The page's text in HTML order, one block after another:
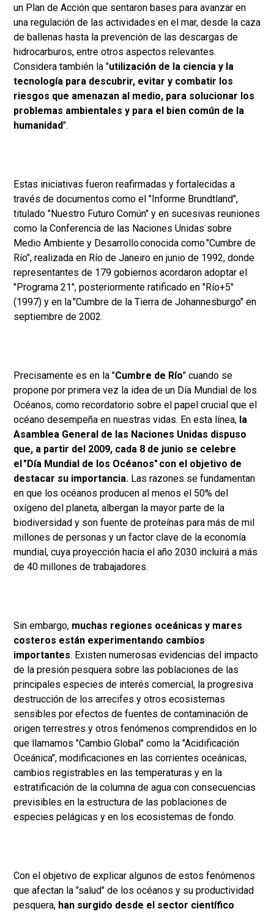
un Plan de Acción que sentaron bases para avanzar en
una regulación de las actividades en el mar, desde la caza
de ballenas hasta la prevención de las descargas de
hidrocarburos, entre otros aspectos relevantes.
Considera también la "utilización de la ciencia y la
tecnología para descubrir, evitar y combatir los
riesgos que amenazan al medio, para solucionar los
problemas ambientales y para el bien común de la
humanidad".
Estas iniciativas fueron reafirmadas y fortalecidas a
través de documentos como el "Informe Brundtland",
titulado "Nuestro Futuro Común" y en sucesivas reuniones
como la Conferencia de las Naciones Unidas sobre
Medio Ambiente y Desarrollo conocida como "Cumbre de
Río", realizada en Río de Janeiro en junio de 1992, donde
representantes de 179 gobiernos acordaron adoptar el
"Programa 21", posteriormente ratificado en "Río+5"
(1997) y en la "Cumbre de la Tierra de Johannesburgo" en
septiembre de 2002.
Precisamente es en la "Cumbre de Río" cuando se
propone por primera vez la idea de un Día Mundial de los
Océanos, como recordatorio sobre el papel crucial que el
océano desempeña en nuestras vidas. En esta línea, la
Asamblea General de las Naciones Unidas dispuso
que, a partir del 2009, cada 8 de junio se celebre
el "Día Mundial de los Océanos" con el objetivo de
destacar su importancia. Las razones se fundamentan
en que los océanos producen al menos el 50% del
oxígeno del planeta, albergan la mayor parte de la
biodiversidad y son fuente de proteínas para más de mil
millones de personas y un factor clave de la economía
mundial, cuya proyección hacia el año 2030 incluirá a más
de 40 millones de trabajadores.
Sin embargo, muchas regiones oceánicas y mares
costeros están experimentando cambios
importantes. Existen numerosas evidencias del impacto
de la presión pesquera sobre las poblaciones de las
principales especies de interés comercial, la progresiva
destrucción de los arrecifes y otros ecosistemas
sensibles por efectos de fuentes de contaminación de
origen terrestres y otros fenómenos comprendidos en lo
que llamamos "Cambio Global" como la "Acidificación
Oceánica", modificaciones en las corrientes oceánicas,
cambios registrables en las temperaturas y en la
estratificación de la columna de agua con consecuencias
previsibles en la estructura de las poblaciones de
especies pelágicas y en los ecosistemas de fondo.
Con el objetivo de explicar algunos de estos fenómenos
que afectan la "salud" de los océanos y su productividad
pesquera, han surgido desde el sector científico